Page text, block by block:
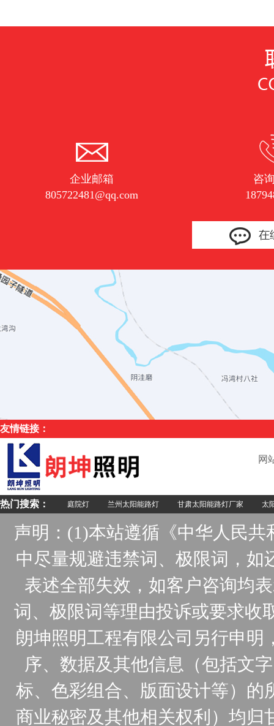
企业邮箱
805722481@qq.com
咨
友情链接：
网
热门搜索： 庭院灯 兰州太阳能路灯 甘肃太阳能路灯厂家 太
声明：(1)本站遵循《中华人民
中尽量规避违禁词、极限词，
表述全部失效，如客户咨询均
词、极限词等理由投诉或要求收
朗坤照明工程有限公司另行申
序、数据及其他信息（包括文
标、色彩组合、版面设计等）的
商业秘密及其他相关权利）均归